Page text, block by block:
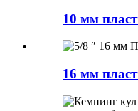
10 мм
16 мм